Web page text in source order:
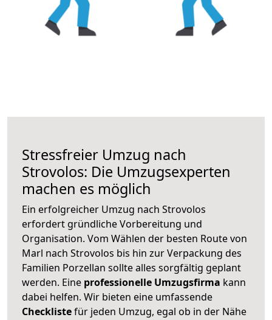
Stressfreier Umzug nach
Strovolos: Die Umzugsexperten
machen es möglich
Ein erfolgreicher Umzug nach Strovolos
erfordert gründliche Vorbereitung und
Organisation. Vom Wählen der besten Route von
Marl nach Strovolos bis hin zur Verpackung des
Familien Porzellan sollte alles sorgfältig geplant
werden. Eine professionelle Umzugsfirma kann
dabei helfen. Wir bieten eine umfassende
Checklistefür jeden Umzug, egal ob in der Nähe